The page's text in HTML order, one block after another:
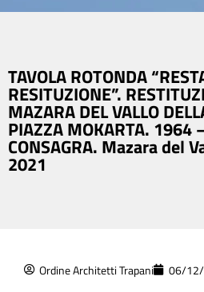
TAVOLA ROTONDA
RESITUZIONE”.
MAZARA DEL VALLO
PIAZZA MOKARTA. 1964
CONSAGRA. Mazara del
2021
Ordine Architetti Trapani 06/